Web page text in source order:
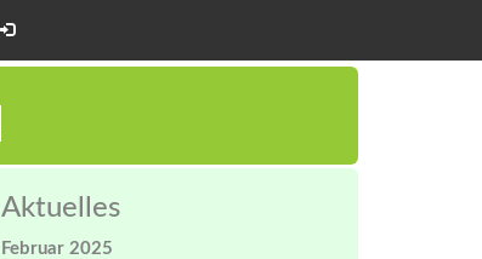
Aktuelles
Februar 2025